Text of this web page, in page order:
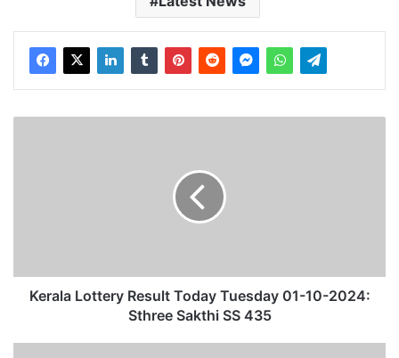
Sthree
Sakthi
Kerala Lottery Result Today Tuesday 01-10-2024:
Sthree Sakthi SS 435